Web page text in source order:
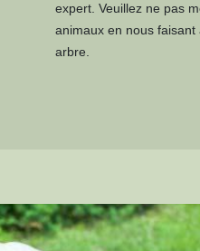
expert. Veuillez ne pas
animaux en nous
arbre.